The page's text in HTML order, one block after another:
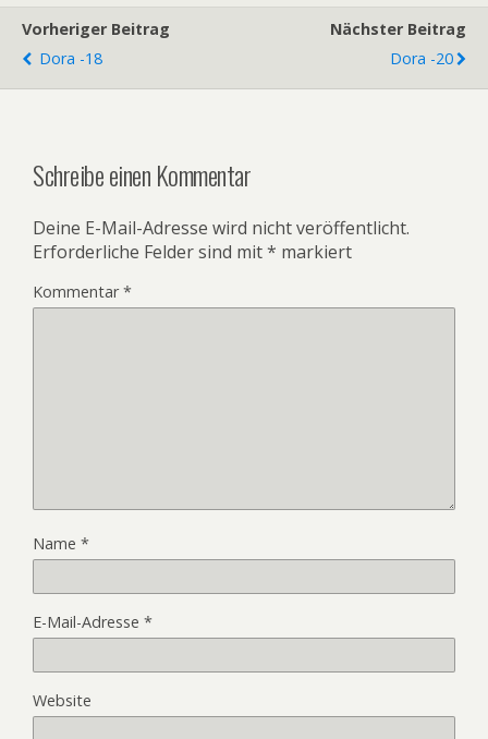
Vorheriger Beitrag
Dora -18
Nächster Beitrag
Dora -20
Schreibe einen Kommentar
Deine E-Mail-Adresse wird nicht veröffentlicht.
Erforderliche Felder sind mit* markiert
Kommentar*
Name *
E-Mail-Adresse *
Website